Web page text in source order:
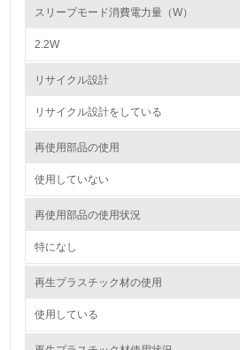
環境活動に関する規格やプログラムを導入
2.環境への取り組み
<L1> 資源（投入原料、水等）とエネルギー
スリープモード消費電力量（W）
2.2W
リサイクル設計
リサイクル設計をしている
再使用部品の使用
使用していない
再使用部品の使用状況
特になし
再生プラスチック材の使用
使用している